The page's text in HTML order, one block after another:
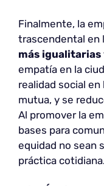
Finalmente, la
trascendental en
más igualitarias
empatía en la
realidad social en
mutua, y se
Al promover la
bases para
equidad no sean
práctica